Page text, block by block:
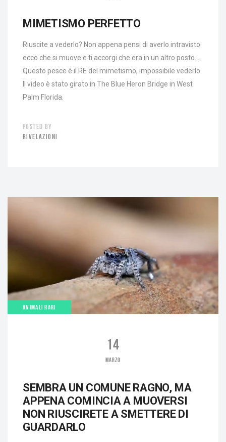
MIMETISMO PERFETTO
Riuscite a vederlo? Non appena pensi di averlo intravisto
ecco che si muove e ti accorgi che era in un altro posto…
Questo pesce è il RE del mimetismo, impossibile vederlo.
Il video è stato girato in The Blue Heron Bridge in West
Palm Florida.
POSTED BY
RIVELAZIONI
ANIMALI RARI
14
MARZO
SEMBRA UN COMUNE RAGNO, MA
APPENA COMINCIA A MUOVERSI
NON RIUSCIRETE A SMETTERE DI
GUARDARLO